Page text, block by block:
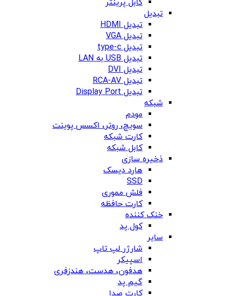
کابل پرینتر
تبدیل
تبدیل HDMI
تبدیل VGA
تبدیل type-c
تبدیل USB به LAN
تبدیل DVI
تبدیل RCA-AV
تبدیل Display Port
شبکه
مودم
سویچ، روتر، اکسس پوینت
کارت شبکه
کابل شبکه
ذخیره سازی
هارد دیسک
SSD
فلش مموری
کارت حافظه
خنک کننده
کول پد
سایر
شارژر لپ تاپ
اسپیکر
هدفون، هدست، هندزفری
گیم پد
کارت صدا